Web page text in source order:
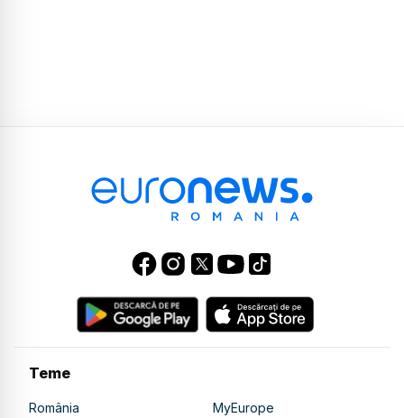
Teme
România
MyEurope